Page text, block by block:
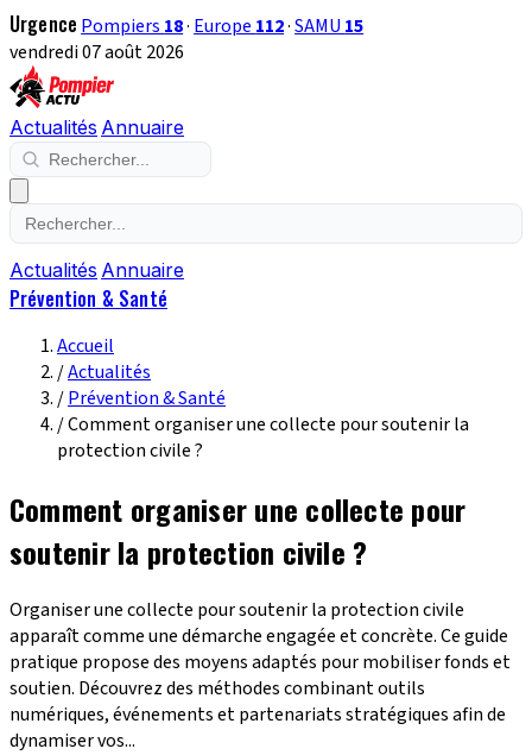
Urgence Pompiers 18· Europe 112·SAMU 15
vendredi 07 août 2026
Actualités Annuaire
Actualités Annuaire
Prévention & Santé
Accueil
/Actualités
/Prévention & Santé
/Comment organiser une collecte pour soutenir la
protection civile ?
Comment organiser une collecte pour
soutenir la protection civile ?
Organiser une collecte pour soutenir la protection civile
apparaît comme une démarche engagée et concrète. Ce guide
pratique propose des moyens adaptés pour mobiliser fonds et
soutien. Découvrez des méthodes combinant outils
numériques, événements et partenariats stratégiques afin de
dynamiser vos...